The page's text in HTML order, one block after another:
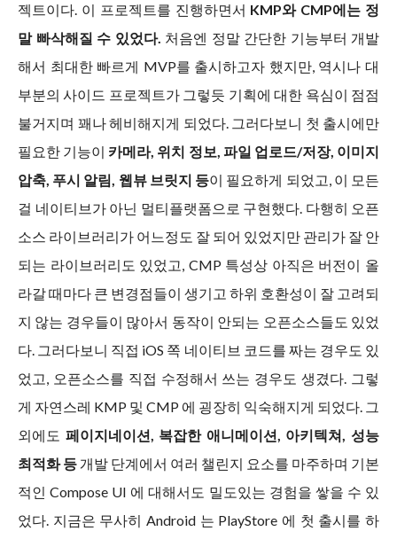
젝트이다. 이 프로젝트를 진행하면서 KMP와 CMP에는 정
말 빠삭해질 수 있었다. 처음엔 정말 간단한 기능부터 개발
해서 최대한 빠르게 MVP를 출시하고자 했지만, 역시나 대
부분의 사이드 프로젝트가 그렇듯 기획에 대한 욕심이 점점
불거지며 꽤나 헤비해지게 되었다. 그러다보니 첫 출시에만
필요한 기능이 카메라, 위치 정보, 파일 업로드/저장, 이미지
압축, 푸시 알림, 웹뷰 브릿지 등이 필요하게 되었고, 이 모든
걸 네이티브가 아닌 멀티플랫폼으로 구현했다. 다행히 오픈
소스 라이브러리가 어느정도 잘 되어 있었지만 관리가 잘 안
되는 라이브러리도 있었고, CMP 특성상 아직은 버전이 올
라갈 때마다 큰 변경점들이 생기고 하위 호환성이 잘 고려되
지 않는 경우들이 많아서 동작이 안되는 오픈소스들도 있었
다. 그러다보니 직접 iOS 쪽 네이티브 코드를 짜는 경우도 있
었고, 오픈소스를 직접 수정해서 쓰는 경우도 생겼다. 그렇
게 자연스레 KMP 및 CMP 에 굉장히 익숙해지게 되었다. 그
외에도 페이지네이션, 복잡한 애니메이션, 아키텍쳐, 성능
최적화 등 개발 단계에서 여러 챌린지 요소를 마주하며 기본
적인 Compose UI 에 대해서도 밀도있는 경험을 쌓을 수 있
었다. 지금은 무사히 Android 는 PlayStore 에 첫 출시를 하